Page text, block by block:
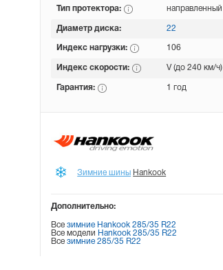
Тип протектора: направленный
Диаметр диска: 22
Индекс нагрузки: 106
Индекс скорости: V (до 240 км/ч)
Гарантия: 1 год
Зимние шины Hankook
Дополнительно:
Всезимние Hankook 285/35 R22
Все модели Hankook 285/35 R22
Всезимние 285/35 R22